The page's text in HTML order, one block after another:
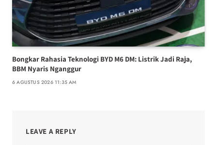
Bongkar Rahasia Teknologi BYD M6 DM: Listrik Jadi Raja,
BBM Nyaris Nganggur
6 AGUSTUS 2026 11:35 AM
LEAVE A REPLY